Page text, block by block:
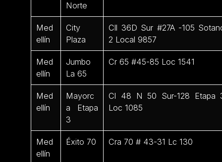
Norte
Med
ellín
City
Plaza
Cll 36D Sur #27A -105
2 Local 9857
Med
ellín
Jumbo
La 65
Cr 65 #45-85 Loc 1541
Med
ellín
Mayorc
a Etapa
3
Cl 48 N 50 Sur-128 Etapa
Loc 1085
Med
ellín
Éxito 70 Cra 70 # 43-31 Lc 130